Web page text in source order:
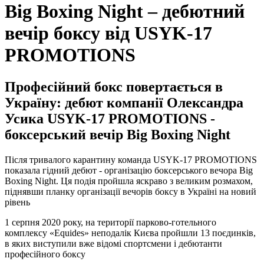
Big Boxing Night – дебютний
вечір боксу від USYK-17
PROMOTIONS
Професійний бокс повертається в
Україну: дебют компанії Олександра
Усика USYK-17 PROMOTIONS -
боксерський вечір Big Boxing Night
Після тривалого карантину команда USYK-17 PROMOTIONS
показала гідний дебют - організацію боксерського вечора Big
Boxing Night. Ця подія пройшла яскраво з великим розмахом,
піднявши планку організації вечорів боксу в Україні на новий
рівень
1 серпня 2020 року, на території парково-готельного
комплексу «Equides» неподалік Києва пройшли 13 поєдинків,
в яких виступили вже відомі спортсмени і дебютанти
професійного боксу